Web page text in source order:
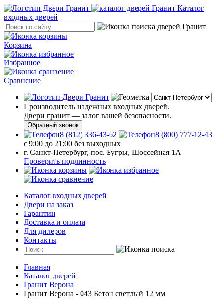
Каталог
входных дверей
Корзина
Избранное
Сравнение
Производитель надежных входных дверей.
Двери гранит — залог вашей безопасности.
Обратный звонок
8 (812) 336-43-62
8 (800) 777-12-43
с 9:00 до 21:00 без выходных
г. Санкт-Петербург, пос. Бугры, Шоссейная 1А
Проверить подлинность
Каталог входных дверей
Двери на заказ
Гарантии
Доставка и оплата
Для дилеров
Контакты
Главная
Каталог дверей
Гранит Верона
Гранит Верона - 043 Бетон светлый 12 мм